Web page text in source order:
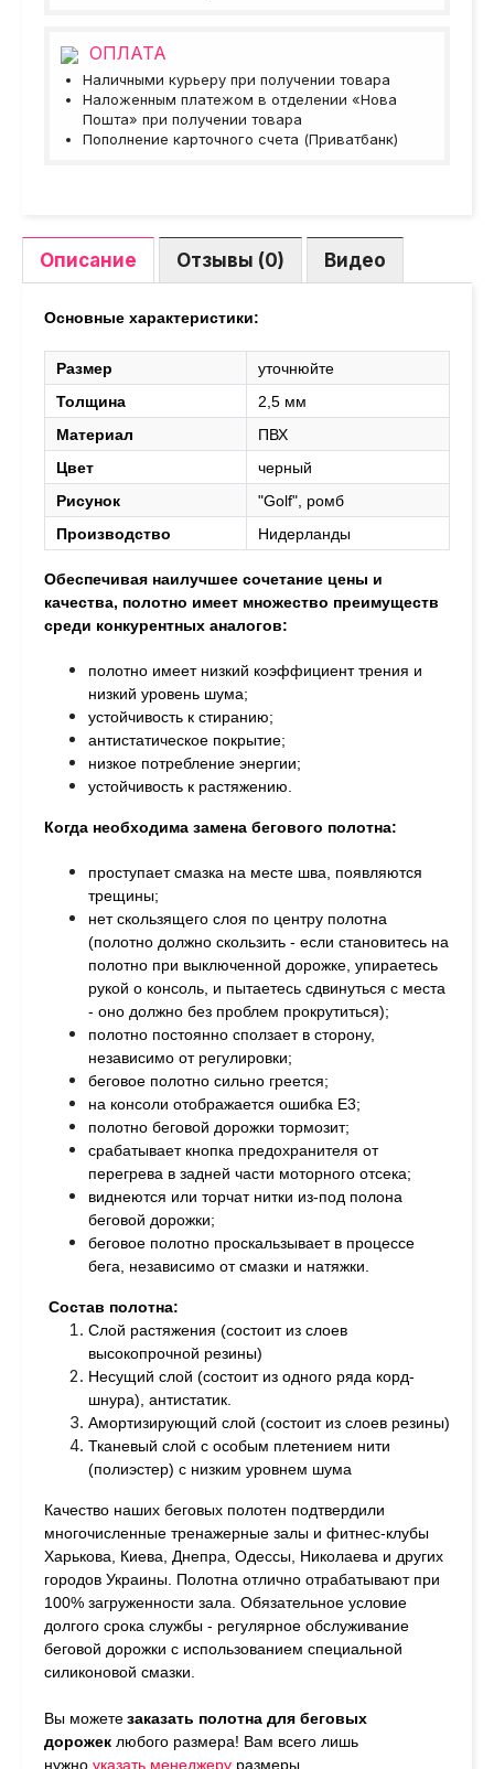
ОПЛАТА
Наличными курьеру при получении товара
Наложенным платежом в отделении «Нова
Пошта» при получении товара
Пополнение карточного счета (Приватбанк)
Описание Отзывы (0) Видео
Основные характеристики:
Размер
уточнюйте
Толщина
2,5 мм
Материал
ПВХ
Цвет
черный
Рисунок
"Golf", ромб
Производство
Нидерланды
Обеспечивая наилучшее сочетание цены и
качества, полотно имеет множество преимуществ
среди конкурентных аналогов:
полотно имеет низкий коэффициент трения и
низкий уровень шума;
устойчивость к стиранию;
антистатическое покрытие;
низкое потребление энергии;
устойчивость к растяжению.
Когда необходима замена бегового полотна:
проступает смазка на месте шва, появляются
трещины;
нет скользящего слоя по центру полотна
(полотно должно скользить - если становитесь на
полотно при выключенной дорожке, упираетесь
рукой о консоль, и пытаетесь сдвинуться с места
- оно должно без проблем прокрутиться);
полотно постоянно сползает в сторону,
независимо от регулировки;
беговое полотно сильно греется;
на консоли отображается ошибка Е3;
полотно беговой дорожки тормозит;
срабатывает кнопка предохранителя от
перегрева в задней части моторного отсека;
виднеются или торчат нитки из-под полона
беговой дорожки;
беговое полотно проскальзывает в процессе
бега, независимо от смазки и натяжки.
Состав полотна:
Слой растяжения (состоит из слоев
высокопрочной резины)
Несущий слой (состоит из одного ряда корд-
шнура), антистатик.
Амортизирующий слой (состоит из слоев резины)
Тканевый слой с особым плетением нити
(полиэстер) с низким уровнем шума
Качество наших беговых полотен подтвердили
многочисленные тренажерные залы и фитнес-клубы
Харькова, Киева, Днепра, Одессы, Николаева и других
городов Украины. Полотна отлично отрабатывают при
100% загруженности зала. Обязательное условие
долгого срока службы - регулярное обслуживание
беговой дорожки с использованием специальной
силиконовой смазки.
Вы можетезаказать полотна для беговых
дорожек любого размера! Вам всего лишь
нужно указать менеджеру размеры